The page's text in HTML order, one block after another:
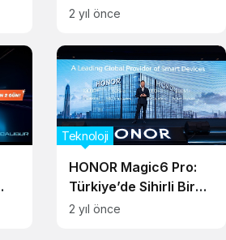
Bilgisayarı Nirvana
2 yıl önce
HONOR Magic6 Pro:
Türkiye’de Sihirli Bir
Deneyim Zamanı!
Teknoloji
2 yıl önce